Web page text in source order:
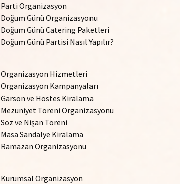
Parti Organizasyon
Doğum Günü Organizasyonu
Doğum Günü Catering Paketleri
Doğum Günü Partisi Nasıl Yapılır?
Organizasyon Hizmetleri
Organizasyon Kampanyaları
Garson ve Hostes Kiralama
Mezuniyet Töreni Organizasyonu
Söz ve Nişan Töreni
Masa Sandalye Kiralama
Ramazan Organizasyonu
Kurumsal Organizasyon